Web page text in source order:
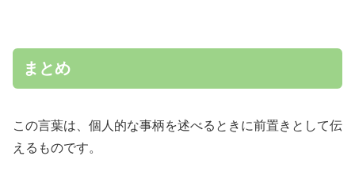
まとめ
この言葉は、個人的な事柄を述べるときに前置きとして伝
えるものです。